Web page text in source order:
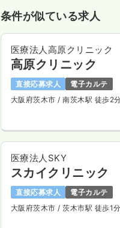
条件が似ている求人
医療法人高原クリニック
高原クリニック
直接応募求人
電子カルテ
大阪府茨木市 / 南茨木駅 徒歩2
医療法人SKY
スカイクリニック
直接応募求人
電子カルテ
大阪府茨木市 / 茨木市駅 徒歩1分